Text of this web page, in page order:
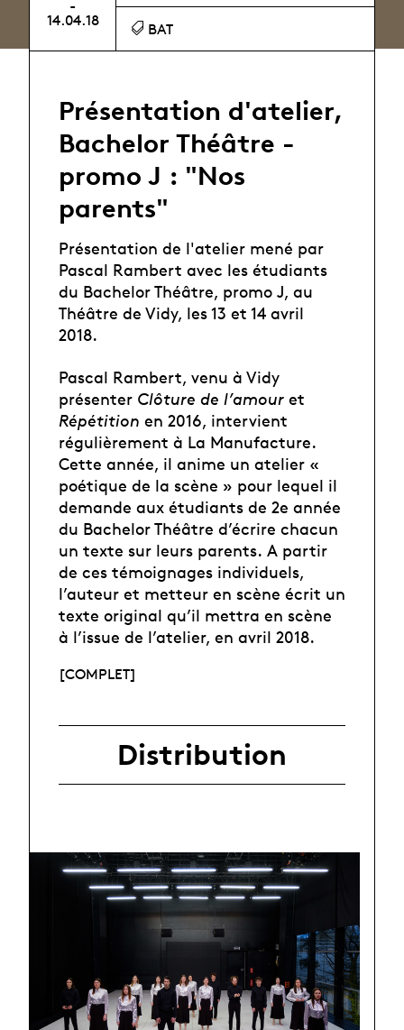
-
14.04.18
BAT
Présentation d'atelier,
Bachelor Théâtre -
promo J : "Nos
parents"
Présentation de l'atelier mené par
Pascal Rambert avec les étudiants
du Bachelor Théâtre, promo J, au
Théâtre de Vidy, les 13 et 14 avril
2018.
Pascal Rambert, venu à Vidy
présenter Clôture de l’amour et
Répétition en 2016, intervient
régulièrement à La Manufacture.
Cette année, il anime un atelier «
poétique de la scène » pour lequel il
demande aux étudiants de 2e année
du Bachelor Théâtre d’écrire chacun
un texte sur leurs parents. A partir
de ces témoignages individuels,
l’auteur et metteur en scène écrit un
texte original qu’il mettra en scène
à l’issue de l’atelier, en avril 2018.
[COMPLET]
Distribution